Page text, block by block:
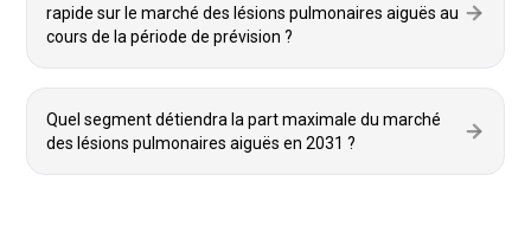
rapide sur le marché des lésions pulmonaires aiguës au
cours de la période de prévision ?
Quel segment détiendra la part maximale du marché
des lésions pulmonaires aiguës en 2031 ?